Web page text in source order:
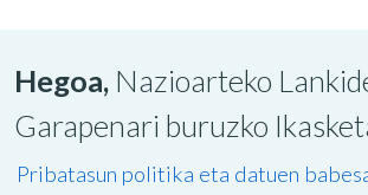
Hegoa, Nazioarteko
Garapenari buruzko
Pribatasun politika eta datuen